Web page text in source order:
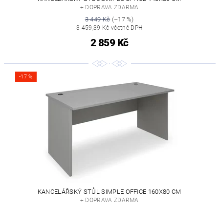
+ DOPRAVA ZDARMA
3 449 Kč(–17 %)
3 459,39 Kč včetně DPH
2 859 Kč
-17 %
KANCELÁŘSKÝ STŮL SIMPLE OFFICE 160X80 CM
+ DOPRAVA ZDARMA